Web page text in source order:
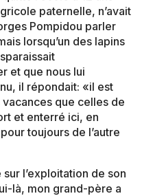
paternelle, n’avait
Pompidou parler
lorsqu’un des lapins
et que nous lui
il répondait: «il est
que celles de
et enterré ici, en
toujours de l’autre
l’exploitation de son
là, mon grand-père a